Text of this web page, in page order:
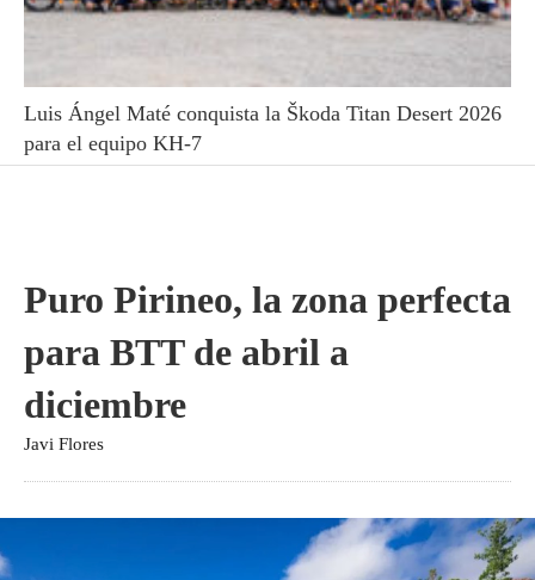
Luis Ángel Maté conquista la Škoda Titan Desert 2026
para el equipo KH-7